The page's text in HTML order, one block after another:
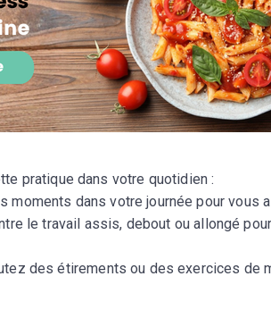
pratique dans votre quotidien :
moments dans votre journée pour vous
le travail assis, debout ou allongé
des étirements ou des exercices de